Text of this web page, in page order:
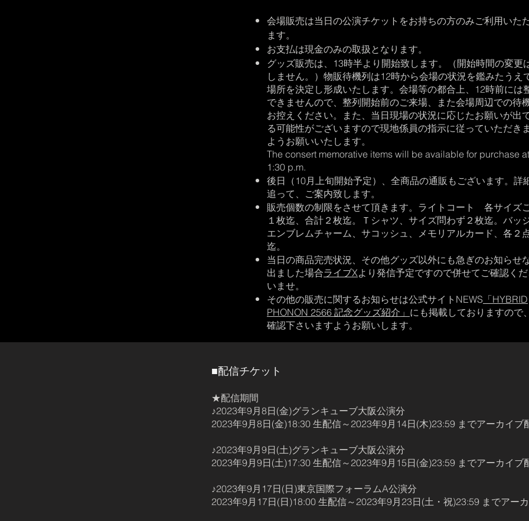
会場販売は当日の公演チケットをお持ちの方のみご利用いた
ます。
お支払は現金のみの取扱となります。
グッズ販売は、13時半より開始致します。（開始時間の変更
しません。）物販待機列は12時から会場の状況を鑑みたうえで
場所を決定し形成いたします。会場等の都合上、12時前には
できませんので、整列開始前のご来場、また会場周辺での待
お控えください。また、当日現場の状況に応じたお願いが出
る可能性がございますので現地係員の指示に従っていただき
ようお願いいたします。
The consert memorative items will be available for purchase at
1:30 p.m.​
後日（10月上旬開始予定）、全商品の通販もございます。詳
追って、ご案内致します。
販売個数の制限をさせて頂きます。ライトコート 各サイズ
１枚迄、合計２枚迄。Ｔシャツ、サイズ問わず２枚迄。バッジ
エンブレムチャーム、サコッシュ、メモリアルカード、各２
迄。
当日の商品完売状況、その他グッズ以外にも急ぎのお知らせ
出ました場合ライブXより発信予定ですので併せてご確認くだ
いませ。
その他の販売に関するお知らせは公式サイトNEWS 「HYBRID
PHONON 2566 記念グッズ紹介」 にも掲載しておりますので
確認下さいますようお願いします。
■配信チケット
★配信期間
♪2023年9月8日(金)グランキューブ大阪公演分
2023年9月8日(金)18:30 生配信～2023年9月14日(木)23:59 までアーカイブ
♪2023年9月9日(土)グランキューブ大阪公演分
2023年9月9日(土)17:30 生配信～2023年9月15日(金)23:59 までアーカイブ
♪2023年9月17日(日)東京国際フォーラムA公演分
2023年9月17日(日)18:00 生配信～2023年9月23日(土・祝)23:59 までアー